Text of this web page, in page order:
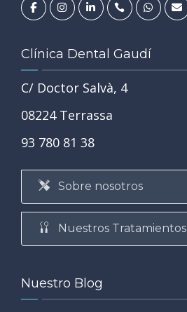
Clínica Dental Gaudí
C/ Doctor Salvà, 4
08224 Terrassa
93 780 81 38
Sobre nosotros
Nuestros Tratamientos
Nuestro Blog